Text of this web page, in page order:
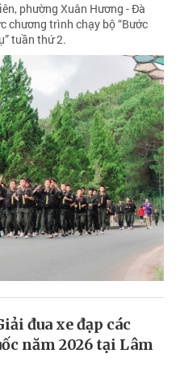
phường Xuân Hương - Đà
chương trình chạy bộ “Bước
tuần thứ 2.
đua xe đạp các
năm 2026 tại Lâm